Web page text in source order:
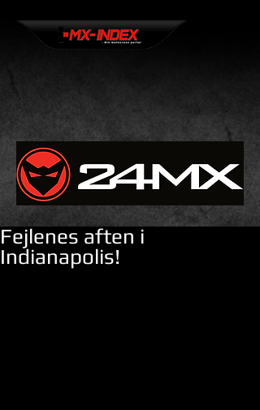
Fejlenes aften i
Indianapolis!